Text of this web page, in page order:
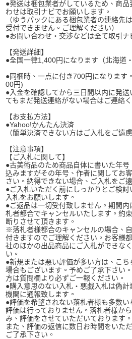
●発送は梱包業者がしているため、商
わせは取引ナビでお願いします。
（ゆうパックにある梱包業者の連絡先
受付できません。ご理解ください）
●お問い合わせ・交渉などは全て取引ナ
【発送詳細】
●全国一律1,400円になります（北海道
●同梱時、一点に付き700円になります
00円)
●入金を確認してから三日間以内に発送
てもまだ発送連絡がない場合はご連絡く
【お支払方法】
●Yahoo!かんたん決済
（簡単決済できない方はご入札をご遠
【注意事項】
【ご入札に関して】
●古美術品のため商品自体に書いた年
込みますがその年号、作者に関してお
さい。納得できない場合、ご入札をご
●ご入札いただく前にしっかりとご検
入札をお願いします。
●ご返品は一切受付致しません。期間
札者都合でキャンセルいたします。約
断りさせて頂きます。
※落札者様都合のキャンセルの場合、
付きますのでご理解ください。お客様
社のほかの出品商品にご入札ができな
い。
●新規または悪い評価が多い方は、こ
場合もございます。予めご了承下さい
方は質問欄より必ずご一報ください。
●購入意思のない入札・悪戯入札は偽
機関に通報致します。
●評価を希望されない落札者様も多数
評価は行っておりません。落札者様か
み、評価をさせていただいております。
また、評価の返信に数日お時間をいた
ご了承下さい。